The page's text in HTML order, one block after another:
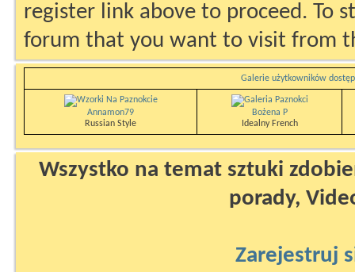
register link above to proceed. To
forum that you want to visit from
Galerie użytkowników
Annamon79
Russian Style
Bożena P
Idealny French
Wszystko na temat sztuki
porady,
Zarejestruj